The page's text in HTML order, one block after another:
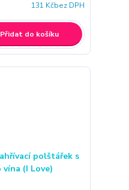
131 Kčbez DPH
Přidat do košíku